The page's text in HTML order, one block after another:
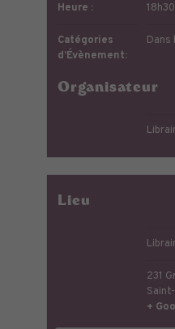
Heure : 18h30
Catégories
d’Évènement:
Dans
Organisateur
Lieu
231
+